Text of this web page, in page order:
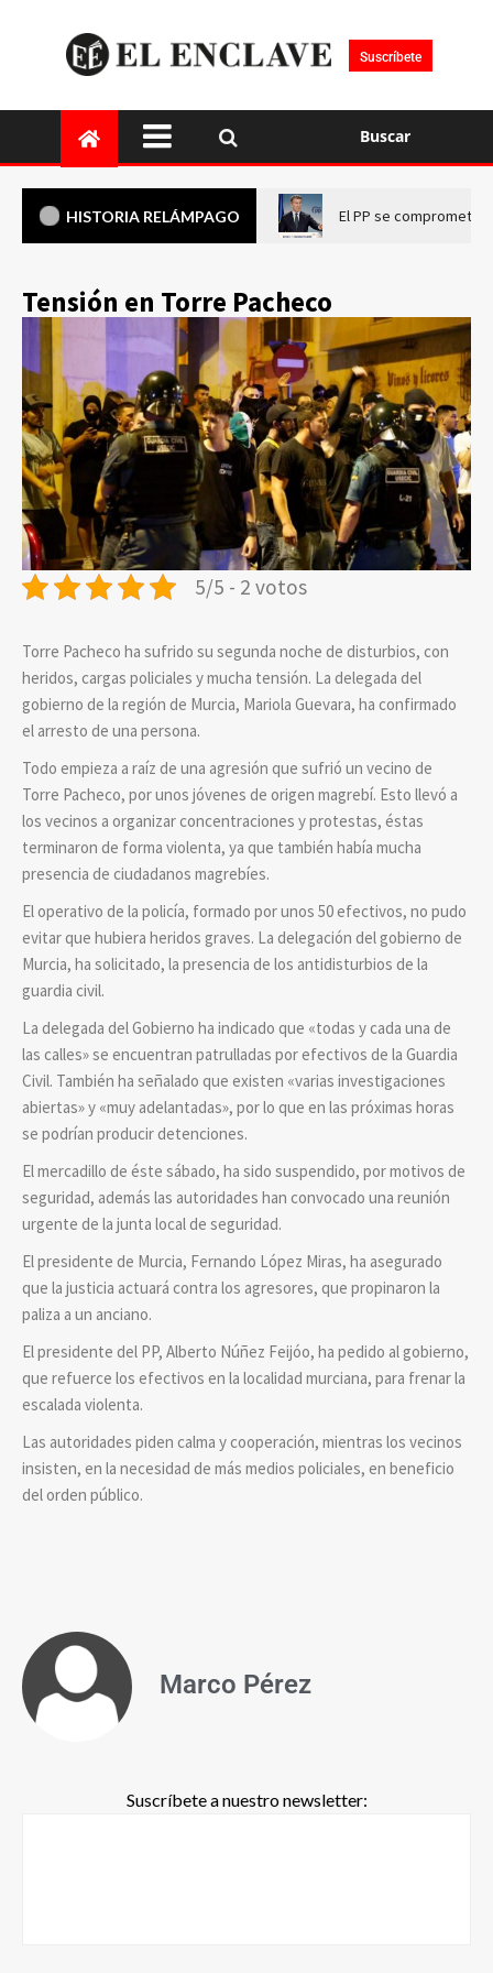
Suscríbete
Buscar
HISTORIA RELÁMPAGO El PP se compromete
Tensión en Torre Pacheco
5/5 - 2 votos
Torre Pacheco ha sufrido su segunda noche de disturbios, con
heridos, cargas policiales y mucha tensión. La delegada del
gobierno de la región de Murcia, Mariola Guevara, ha confirmado
el arresto de una persona.
Todo empieza a raíz de una agresión que sufrió un vecino de
Torre Pacheco, por unos jóvenes de origen magrebí. Esto llevó a
los vecinos a organizar concentraciones y protestas, éstas
terminaron de forma violenta, ya que también había mucha
presencia de ciudadanos magrebíes.
El operativo de la policía, formado por unos 50 efectivos, no pudo
evitar que hubiera heridos graves. La delegación del gobierno de
Murcia, ha solicitado, la presencia de los antidisturbios de la
guardia civil.
La delegada del Gobierno ha indicado que «todas y cada una de
las calles» se encuentran patrulladas por efectivos de la Guardia
Civil. También ha señalado que existen «varias investigaciones
abiertas» y «muy adelantadas», por lo que en las próximas horas
se podrían producir detenciones.
El mercadillo de éste sábado, ha sido suspendido, por motivos de
seguridad, además las autoridades han convocado una reunión
urgente de la junta local de seguridad.
El presidente de Murcia, Fernando López Miras, ha asegurado
que la justicia actuará contra los agresores, que propinaron la
paliza a un anciano.
El presidente del PP, Alberto Núñez Feijóo, ha pedido al gobierno,
que refuerce los efectivos en la localidad murciana, para frenar la
escalada violenta.
Las autoridades piden calma y cooperación, mientras los vecinos
insisten, en la necesidad de más medios policiales, en beneficio
del orden público.
Marco Pérez
Suscríbete a nuestro newsletter: